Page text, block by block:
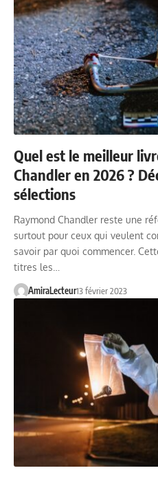
Quel est le meilleur
Chandler en 2026 ?
sélections
Raymond Chandler reste une
surtout pour ceux qui veulent
savoir par quoi commencer.
titres les…
AmiraLecteur13 février 2023